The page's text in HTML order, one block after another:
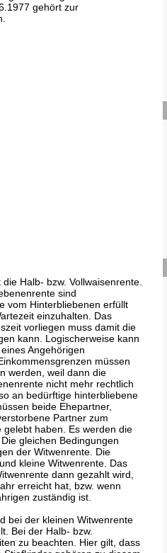
gehört zur
Halb- bzw. Vollwaisenrente.
sind
vom Hinterbliebenen erfüllt
einzuhalten. Das
vorliegen muss damit die
kann. Logischerweise kann
Angehörigen
müssen
werden, weil dann die
nicht mehr rechtlich
an bedürftige hinterbliebene
beide Ehepartner,
Partner zum
haben. Es werden die
gleichen Bedingungen
der Witwenrente. Die
kleine Witwenrente. Das
dann gezahlt wird,
erreicht hat, bzw. wenn
zuständig ist.
bei der kleinen Witwenrente
Bei der Halb- bzw.
zu beachten. Hier gilt, dass